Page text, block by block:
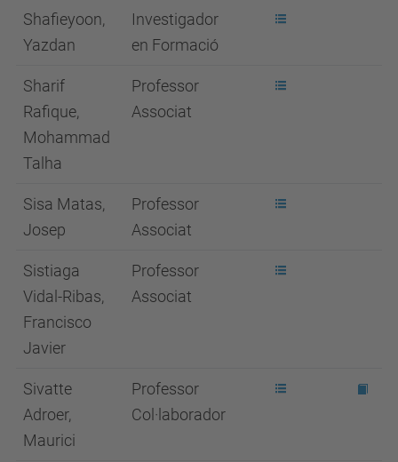
Shafieyoon,
Yazdan
Investigador
en Formació
Sharif
Rafique,
Mohammad
Talha
Professor
Associat
Sisa Matas,
Josep
Professor
Associat
Sistiaga
Vidal-Ribas,
Francisco
Javier
Professor
Associat
Sivatte
Adroer,
Maurici
Professor
Col·laborador